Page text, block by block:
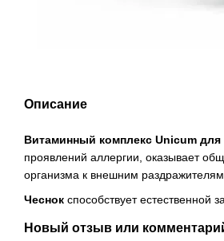
Описание
Витаминный комплекс Unicum для
проявлений аллергии, оказывает
организма к внешним
Чеснок способствует естественной
Новый отзыв или